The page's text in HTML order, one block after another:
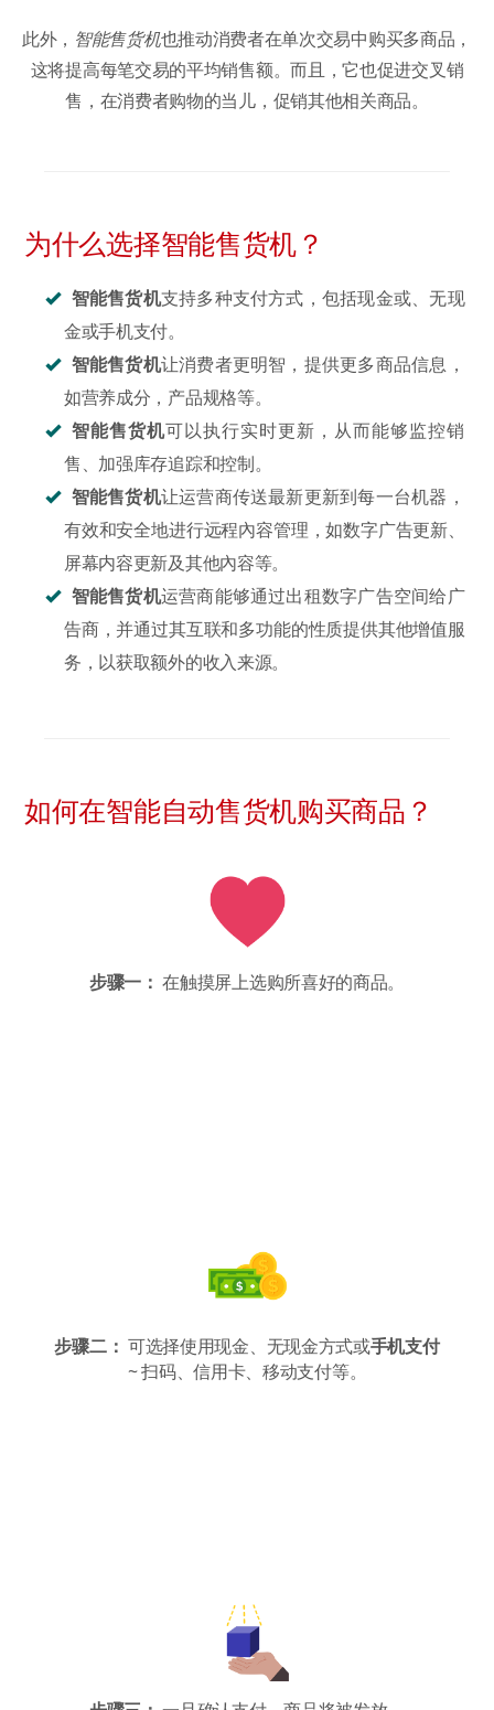
此外， 智能售货机也推动消费者在单次交易中购买多商品，
这将提高每笔交易的平均销售额。而且，它也促进交叉销
售，在消费者购物的当儿，促销其他相关商品。
为什么选择智能售货机？
智能售货机支持多种支付方式，包括现金或、无现
金或手机支付。
智能售货机让消费者更明智，提供更多商品信息，
如营养成分，产品规格等。
智能售货机可以执行实时更新，从而能够监控销
售、加强库存追踪和控制。
智能售货机让运营商传送最新更新到每一台机器，
有效和安全地进行远程內容管理，如数字广告更新、
屏幕内容更新及其他內容等。
智能售货机运营商能够通过出租数字广告空间给广
告商，并通过其互联和多功能的性质提供其他增值服
务，以获取额外的收入来源。
如何在智能自动售货机购买商品？
步骤一：在触摸屏上选购所喜好的商品。
步骤二： 可选择使用现金、无现金方式或手机支付
~ 扫码、信用卡、移动支付等。